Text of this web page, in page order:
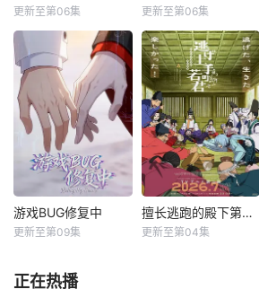
更新至第06集 更新至第06集
游戏BUG修复中
更新至第09集
擅长逃跑的殿下第二季
更新至第04集
正在热播